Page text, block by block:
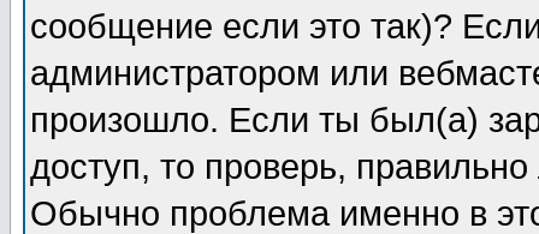
сообщение если это так)?
администратором или
произошло. Если ты был(а)
доступ, то проверь,
Обычно проблема именно в